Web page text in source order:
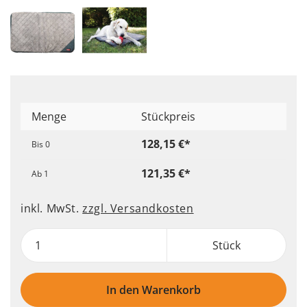
Menge Stückpreis
Bis0 128,15 €*
Ab 1 121,35 €*
inkl. MwSt.zzgl. Versandkosten
Stück
In den Warenkorb